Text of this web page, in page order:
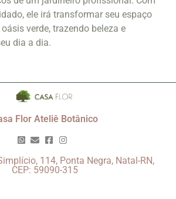
ele irá transformar seu espaço
verde, trazendo beleza e
dia a dia.
Flor Ateliê Botânico
114, Ponta Negra, Natal-RN,
CEP: 59090-315